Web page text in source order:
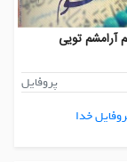
آرامشم تویی
پروفایل
خدا